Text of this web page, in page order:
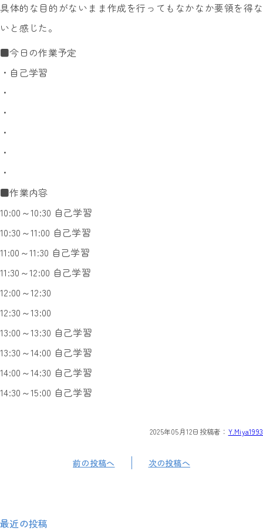
具体的な目的がないまま作成を行ってもなかなか要領を得な
いと感じた。
■今日の作業予定
・自己学習
・
・
・
・
・
■作業内容
10:00～10:30 自己学習
10:30～11:00 自己学習
11:00～11:30 自己学習
11:30～12:00 自己学習
12:00～12:30
12:30～13:00
13:00～13:30 自己学習
13:30～14:00 自己学習
14:00～14:30 自己学習
14:30～15:00 自己学習
2025年05月12日 投稿者： Y.Miya1993
前の投稿へ 次の投稿へ
最近の投稿